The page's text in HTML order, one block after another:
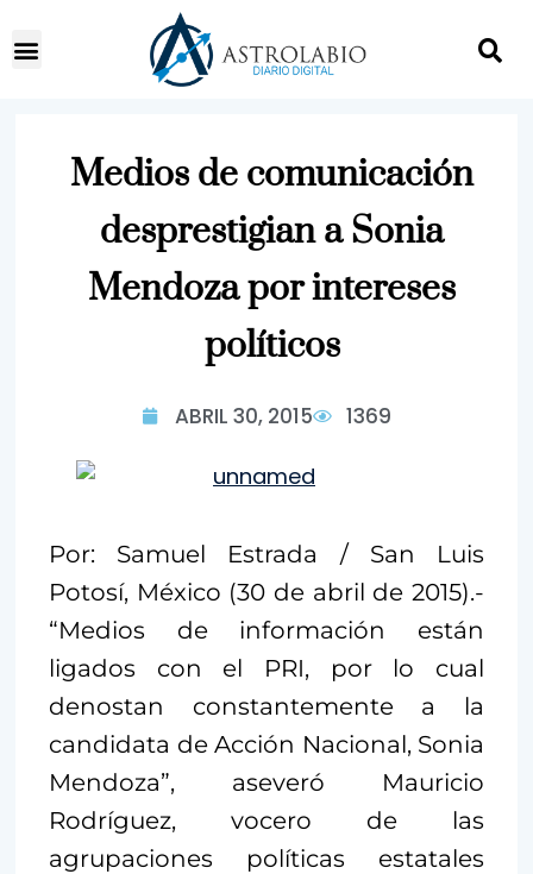
Medios de comunicación
desprestigian a Sonia
Mendoza por intereses
políticos
ABRIL 30, 2015 1369
Por: Samuel Estrada / San Luis
Potosí, México (30 de abril de 2015).-
“Medios de información están
ligados con el PRI, por lo cual
denostan constantemente a la
candidata de Acción Nacional, Sonia
Mendoza”, aseveró Mauricio
Rodríguez, vocero de las
agrupaciones políticas estatales